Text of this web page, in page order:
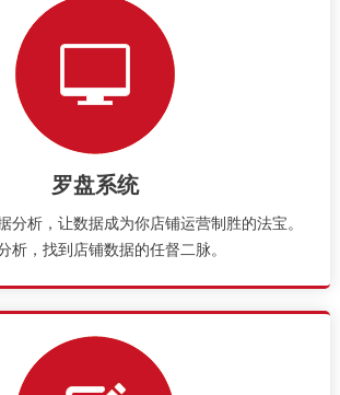
罗盘系统
分析，让数据成为你店铺运营制胜的法宝。
析，找到店铺数据的任督二脉。